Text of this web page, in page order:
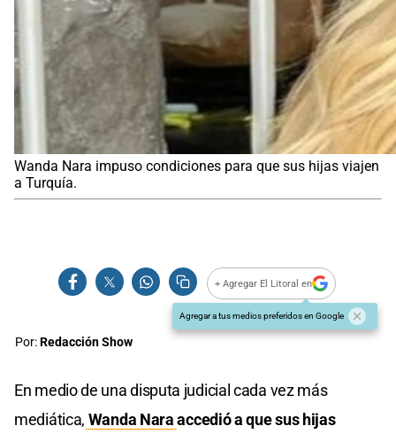
Wanda Nara impuso condiciones para que sus hijas viajen
a Turquía.
+ Agregar El Litoral en
Agregar a tus medios preferidos en Google
Por:Redacción Show
En medio de una disputa judicial cada vez más
mediática, Wanda Naraaccedió a que sus hijas